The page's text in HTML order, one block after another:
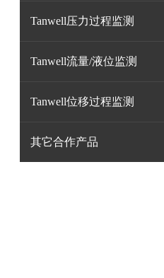
Tanwell压力过程监测
Tanwell流量/液位监测
Tanwell位移过程监测
其它合作产品